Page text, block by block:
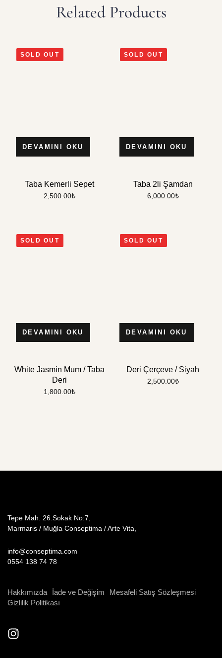
Related Products
SOLD OUT
DEVAMINI OKU
Taba Kemerli Sepet
2,500.00₺
SOLD OUT
DEVAMINI OKU
Taba 2li Şamdan
6,000.00₺
SOLD OUT
DEVAMINI OKU
White Jasmin Mum / Taba
Deri
1,800.00₺
SOLD OUT
DEVAMINI OKU
Deri Çerçeve / Siyah
2,500.00₺
Tepe Mah. 26.Sokak No:7,
Marmaris / Muğla Conseptima / Arte Vita,
info@conseptima.com
0554 138 74 78
Hakkımızda İade ve Değişim
Mesafeli Satış Sözleşmesi
Gizlilik Politikası